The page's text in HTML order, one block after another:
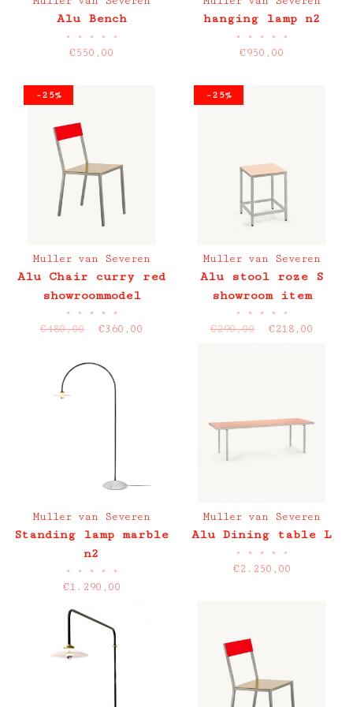
Alu Bench
• • • • •
€550,00
hanging lamp n2
• • • • •
€950,00
-25%
Muller van Severen
Alu Chair curry red
showroommodel
• • • • •
€480,00 €360,00
-25%
Muller van Severen
Alu stool roze S
showroom item
• • • • •
€290,00 €218,00
Muller van Severen
Standing lamp marble
n2
• • • • •
€1.290,00
Muller van Severen
Alu Dining table L
• • • • •
€2.250,00